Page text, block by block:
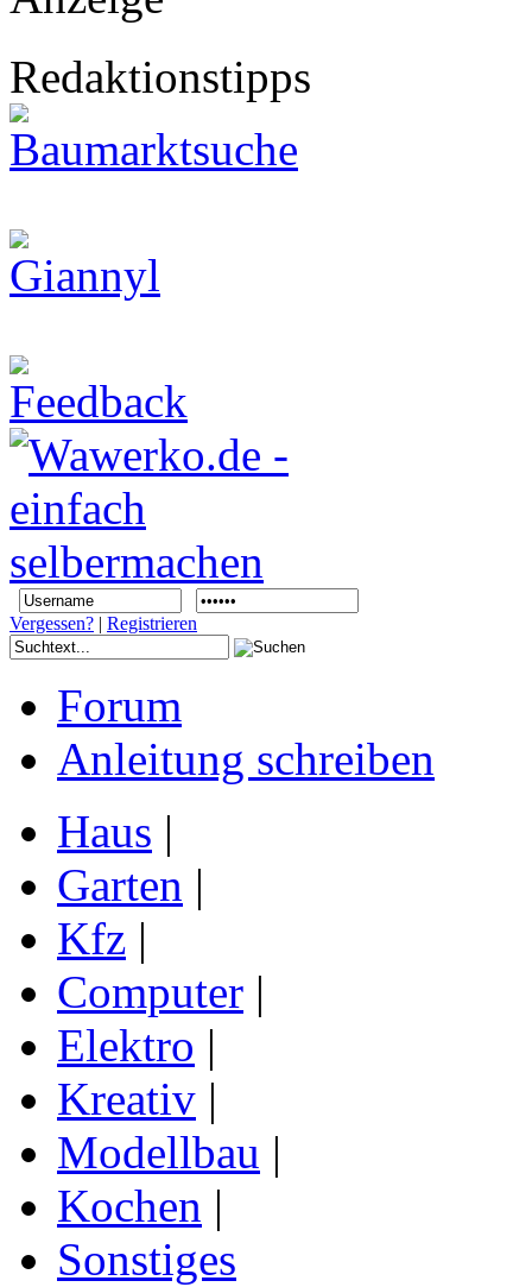
Redaktionstipps
Vergessen? | Registrieren
Forum
Anleitung schreiben
Haus |
Garten |
Kfz |
Computer |
Elektro |
Kreativ |
Modellbau |
Kochen |
Sonstiges